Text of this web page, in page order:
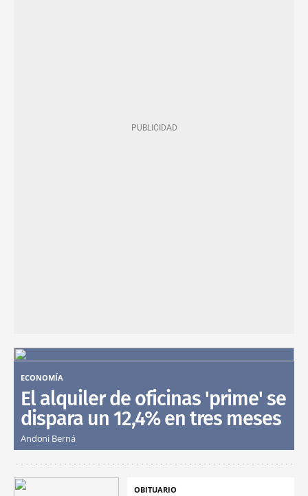
ECONOMÍA
El alquiler de oficinas 'prime' se
dispara un 12,4% en tres meses
Andoni Berná
OBITUARIO